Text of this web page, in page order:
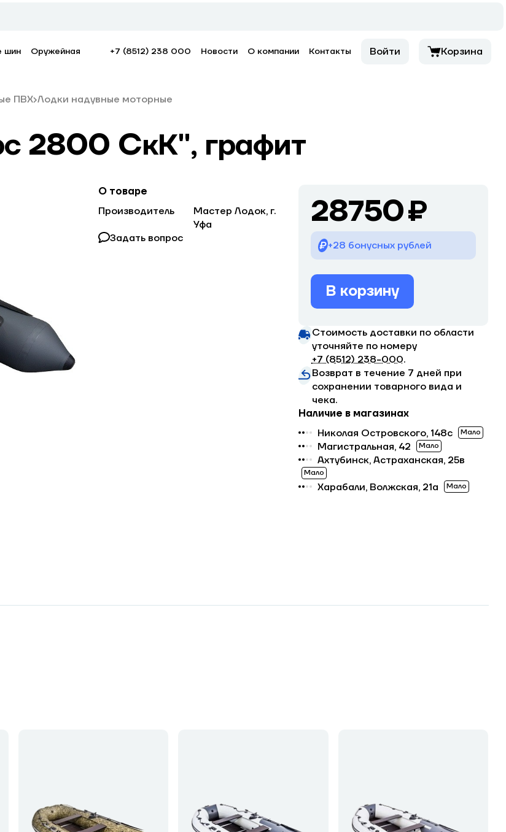
шин Оружейная +7 (8512) 238 000 Новости О компании Контакты Войти Корзина
ПВХ Лодки надувные моторные
2800 СкК", графит
О товаре
Производитель
Мастер Лодок, г.
Уфа
Задать вопрос
28750 ₽
+28 бонусных рублей
В корзину
Стоимость доставки по области
уточняйте по номеру
+7 (8512) 238−000.
Возврат в течение 7 дней при
сохранении товарного вида и
чека.
Наличие в магазинах
Николая Островского, 148с
Мало
Магистральная, 42 Мало
Ахтубинск, Астраханская, 25в
Мало
Харабали, Волжская, 21а Мало